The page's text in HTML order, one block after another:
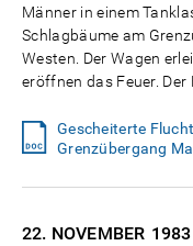
Männer in einem
Schlagbäume am
Westen. Der Wagen
eröffnen das Feuer.
Gescheiterte
Grenzübergang
22. NOVEMBER 1983